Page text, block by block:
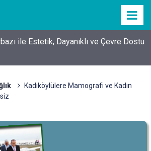
ile Estetik, Dayanıklı ve Çevre Dostu
Kadıköylülere Mamografi ve Kadın